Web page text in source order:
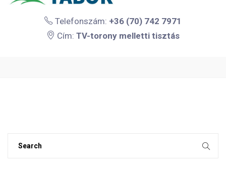
Telefonszám: +36 (70) 742 7971
Cím: TV-torony melletti tisztás